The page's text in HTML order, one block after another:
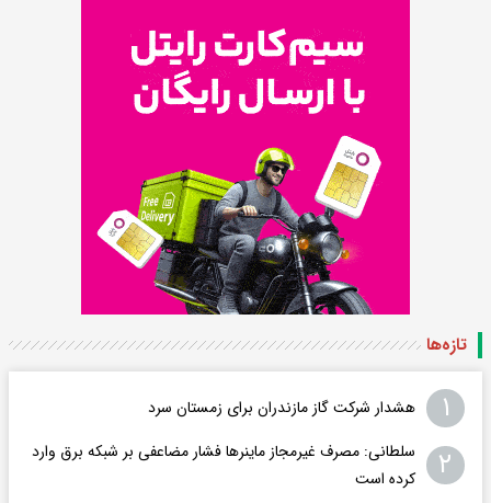
تازه‌ها
۱ هشدار شرکت گاز مازندران برای زمستان سرد
۲
سلطانی: مصرف غیرمجاز ماینرها فشار مضاعفی بر شبکه برق وارد
کرده است